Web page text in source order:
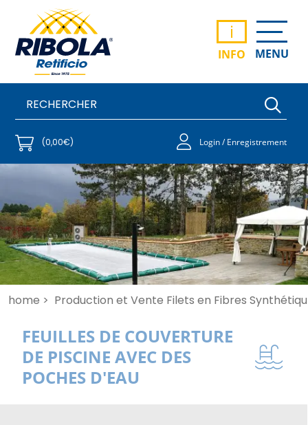
i
INFO MENU
(0,00€) Login / Enregistrement
home > Production et Vente Filets en Fibres
FEUILLES DE COUVERTURE
DE PISCINE AVEC DES
POCHES D'EAU